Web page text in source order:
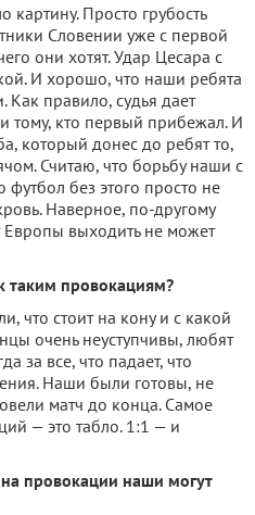
Просто грубость
Словении уже с первой
они хотят. Удар Цесара с
И хорошо, что наши ребята
Как правило, судья дает
тому, кто первый прибежал. И
который донес до ребят то,
Считаю, что борьбу наши с
без этого просто не
Наверное, по-другому
выходить не может
таким провокациям?
что стоит на кону и с какой
очень неуступчивы, любят
за все, что падает, что
Наши были готовы, не
матч до конца. Самое
— это табло. 1:1 — и
провокации наши могут